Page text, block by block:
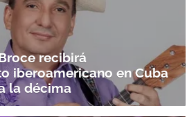
recibirá
iberoamericano en Cuba
la décima